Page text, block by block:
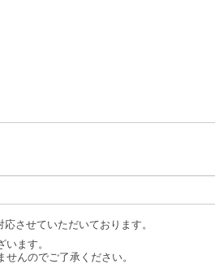
させていただいております。
ます。
んのでご了承ください。